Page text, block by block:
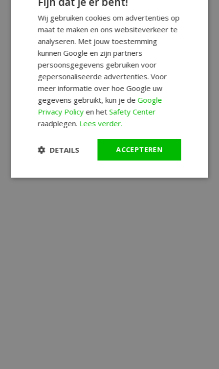
Wij gebruiken cookies om advertenties op
maat te maken en ons websiteverkeer te
analyseren. Met jouw toestemming
kunnen Google en zijn partners
persoonsgegevens gebruiken voor
gepersonaliseerde advertenties. Voor
meer informatie over hoe Google uw
gegevens gebruikt, kun je deGoogle
Privacy Policyen hetSafety Center
raadplegen. Lees verder.
ACCEPTEREN
DETAILS